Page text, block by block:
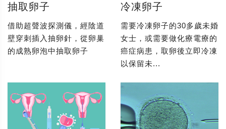
抽取卵子
借助超聲波探測儀，經陰道
壁穿刺插入抽卵針，從卵巢
的成熟卵泡中抽取卵子
冷凍卵子
需要冷凍卵子的30多歲未婚
女士，或需要做化療電療的
癌症病患，取卵後立即冷凍
以保留未...